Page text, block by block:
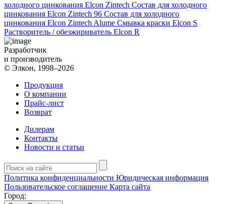
холодного цинкования Elcon Zintech Состав для холодного
цинкования Elcon Zintech 96 Состав для холодного
цинкования Elcon Zintech Alume Смывка краски Elcon S
Растворитель / обезжириватель Elcon R
Разработчик
и производитель
© Элкон, 1998–2026
Продукция
О компании
Прайс-лист
Возврат
Дилерам
Контакты
Новости и статьи
Политика конфиденциальности Юридическая информация
Пользовательское соглашение Карта сайта
Город: